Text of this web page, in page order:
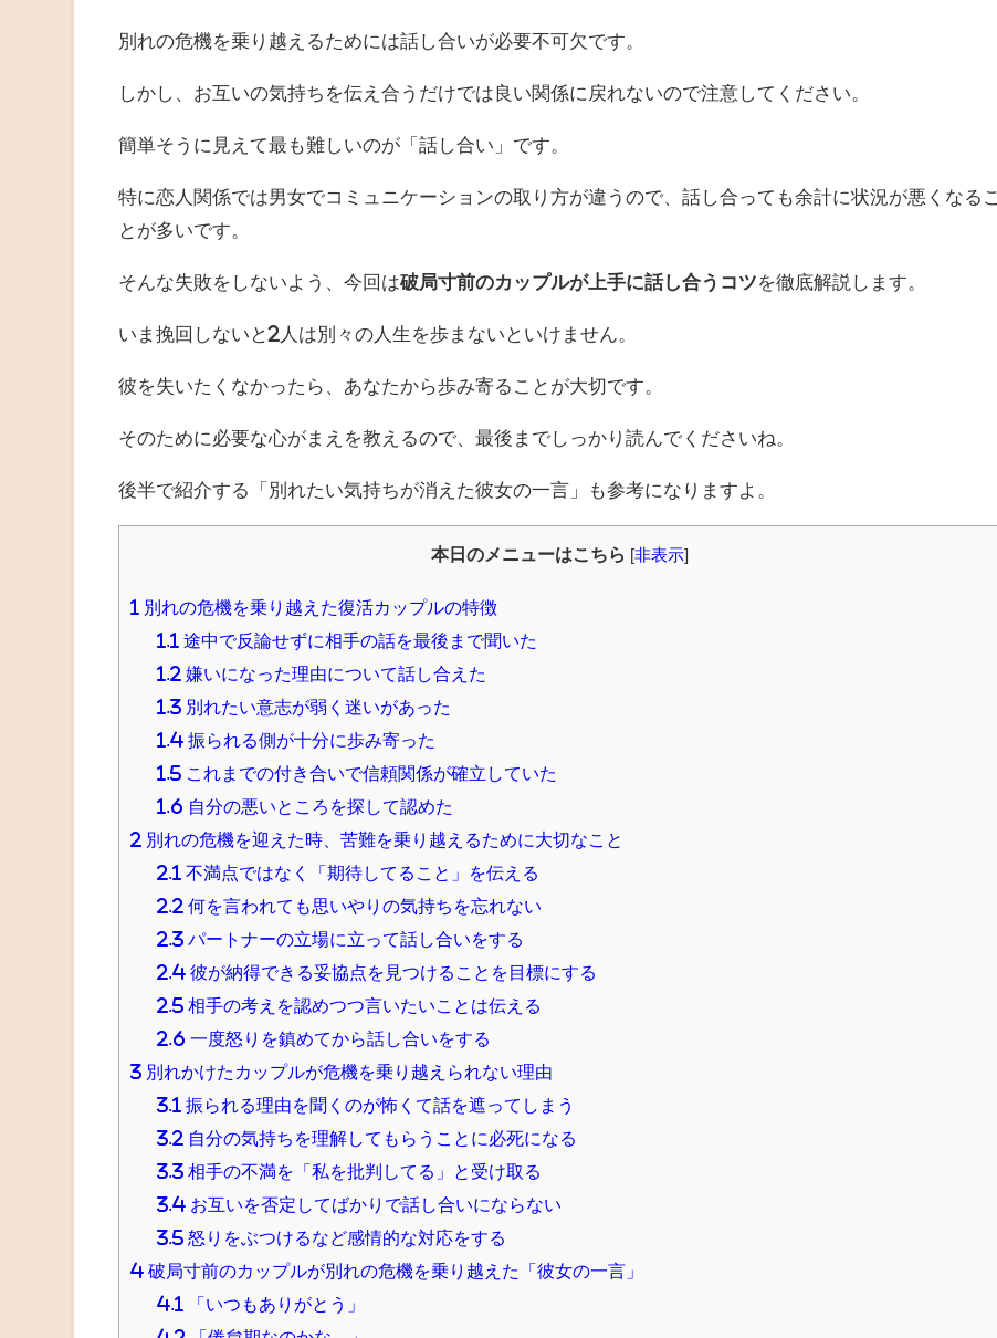
別れの危機を乗り越えるためには話し合いが必要不可欠です。
しかし、お互いの気持ちを伝え合うだけでは良い関係に戻れないので注意してください。
簡単そうに見えて最も難しいのが「話し合い」です。
特に恋人関係では男女でコミュニケーションの取り方が違うので、話し合っても余計に状況が悪くなるこ
とが多いです。
そんな失敗をしないよう、今回は破局寸前のカップルが上手に話し合うコツを徹底解説します。
いま挽回しないと2人は別々の人生を歩まないといけません。
彼を失いたくなかったら、あなたから歩み寄ることが大切です。
そのために必要な心がまえを教えるので、最後までしっかり読んでくださいね。
後半で紹介する「別れたい気持ちが消えた彼女の一言」も参考になりますよ。
本日のメニューはこちら [非表示
1 別れの危機を乗り越えた復活カップルの特徴
1.1 途中で反論せずに相手の話を最後まで聞いた
1.2 嫌いになった理由について話し合えた
1.3 別れたい意志が弱く迷いがあった
1.4 振られる側が十分に歩み寄った
1.5 これまでの付き合いで信頼関係が確立していた
1.6 自分の悪いところを探して認めた
2 別れの危機を迎えた時、苦難を乗り越えるために大切なこと
2.1 不満点ではなく「期待してること」を伝える
2.2 何を言われても思いやりの気持ちを忘れない
2.3 パートナーの立場に立って話し合いをする
2.4 彼が納得できる妥協点を見つけることを目標にする
2.5 相手の考えを認めつつ言いたいことは伝える
2.6 一度怒りを鎮めてから話し合いをする
3 別れかけたカップルが危機を乗り越えられない理由
3.1 振られる理由を聞くのが怖くて話を遮ってしまう
3.2 自分の気持ちを理解してもらうことに必死になる
3.3 相手の不満を「私を批判してる」と受け取る
3.4 お互いを否定してばかりで話し合いにならない
3.5 怒りをぶつけるなど感情的な対応をする
4 破局寸前のカップルが別れの危機を乗り越えた「彼女の一言」
4.1
「いつもありがとう」